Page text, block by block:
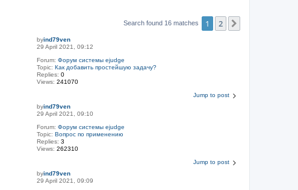
Search found 16 matches 1 2
byind79ven
29 April 2021, 09:12
Forum:Форум системы ejudge
Topic:Как добавить простейшую задачу?
Replies:0
Views:241070
Jump to post
byind79ven
29 April 2021, 09:10
Forum:Форум системы ejudge
Topic:Вопрос по применению
Replies:3
Views:262310
Jump to post
byind79ven
29 April 2021, 09:09